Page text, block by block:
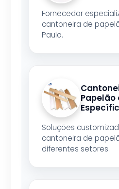
Fornecedor
cantoneira de
Paulo.
Papelão
Soluções
cantoneira de
diferentes setores.